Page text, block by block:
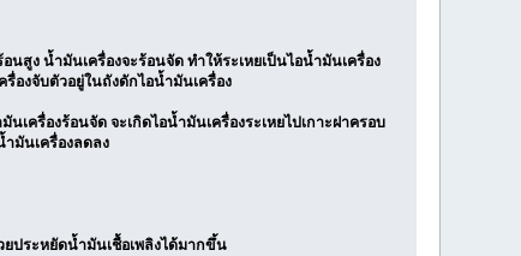
สูง น้ำมันเครื่องจะร้อนจัด ทำให้ระเหยเป็นไอน้ำมันเครื่อง
องจับตัวอยู่ในถังดักไอน้ำมันเครื่อง
เครื่องร้อนจัด จะเกิดไอน้ำมันเครื่องระเหยไปเกาะฝาครอบ
มันเครื่องลดลง
ประหยัดน้ำมันเชื้อเพลิงได้มากขึ้น